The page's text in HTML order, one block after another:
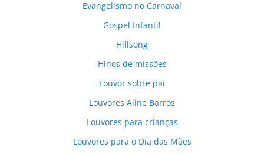
Evangelismo no Carnaval
Gospel Infantil
Hillsong
Hinos de missões
Louvor sobre pai
Louvores Aline Barros
Louvores para crianças
Louvores para o Dia das Mães